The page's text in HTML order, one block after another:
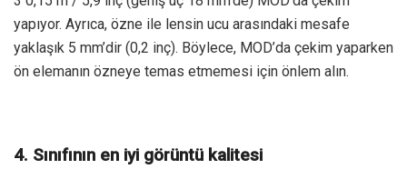
yapıyor. Ayrıca, özne ile lensin ucu arasındaki mesafe
yaklaşık 5 mm’dir (0,2 inç). Böylece, MOD’da çekim yaparken
ön elemanın özneye temas etmemesi için önlem alın.
4. Sınıfının en iyi görüntü kalitesi